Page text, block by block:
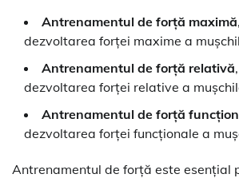
Antrenamentul de forță maximă
dezvoltarea forței maxime a
Antrenamentul de forță relativă
dezvoltarea forței relative a
Antrenamentul de forță
dezvoltarea forței funcționale a
Antrenamentul de forță este esențial